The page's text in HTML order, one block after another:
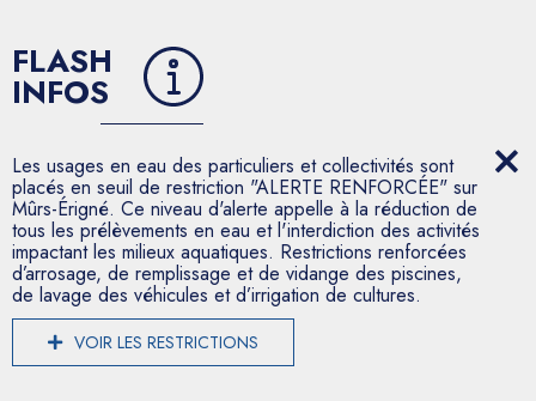
FLASH
INFOS
Les usages en eau des particuliers et collectivités sont
placés en seuil de restriction "ALERTE RENFORCÉE" sur
Mûrs-Érigné. Ce niveau d'alerte appelle à la réduction de
tous les prélèvements en eau et l'interdiction des activités
impactant les milieux aquatiques. Restrictions renforcées
d’arrosage, de remplissage et de vidange des piscines,
de lavage des véhicules et d’irrigation de cultures.
VOIR LES RESTRICTIONS